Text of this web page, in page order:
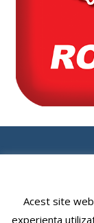
Acest site
experiența